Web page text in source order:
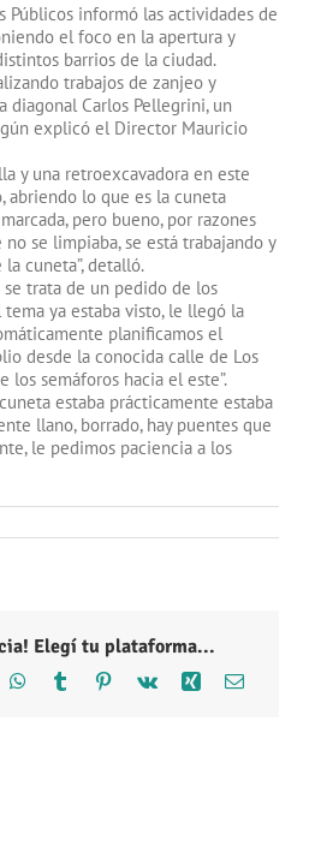
Públicos informó las actividades de
el foco en la apertura y
barrios de la ciudad.
trabajos de zanjeo y
diagonal Carlos Pellegrini, un
explicó el Director Mauricio
y una retroexcavadora en este
abriendo lo que es la cuneta
pero bueno, por razones
se limpiaba, se está trabajando y
cuneta”, detalló.
trata de un pedido de los
ya estaba visto, le llegó la
planificamos el
desde la conocida calle de Los
los semáforos hacia el este”.
estaba prácticamente estaba
llano, borrado, hay puentes que
le pedimos paciencia a los
Elegí tu plataforma...
WhatsApp
Tumblr Pinterest
Vk Xing Correo